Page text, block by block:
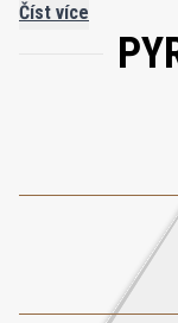
vůně vyvíjí, objevuje
jantaru, které
crescendo pačuli,
trvalý základ.
mistrovských
zanechává
lesk své
Číst více